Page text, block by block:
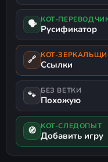
🗣 КОТ-
Русификатор
🔗 КОТ-
Ссылки
🐾 БЕЗ ВЕТКИ
Похожую
🧭 КОТ-СЛЕДОПЫТ
Добавить игру